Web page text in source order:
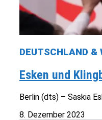
DEUTSCHLAND &
Esken und
Berlin (dts) – Saskia
8. Dezember 2023